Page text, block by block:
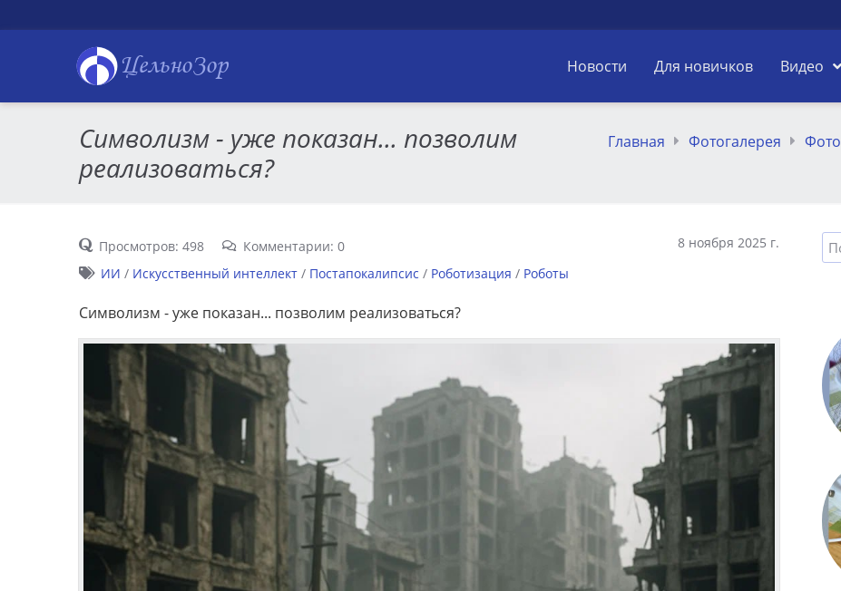
ЦельноЗор Новости Для новичков Видео
Символизм - уже показан... позволим
реализоваться?
Главная Фотогалерея Фото
Просмотров: 498 Комментарии: 0
8 ноября 2025 г.
ИИ / Искусственный интеллект/ Постапокалипсис / Роботизация / Роботы
Символизм - уже показан... позволим реализоваться?